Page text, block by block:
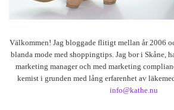
Välkommen! Jag bloggade flitigt mellan år 2006
blanda mode med shoppingtips. Jag bor i Skåne,
marketing manager och med marketing
kemist i grunden med lång erfarenhet av
info@kathe.nu